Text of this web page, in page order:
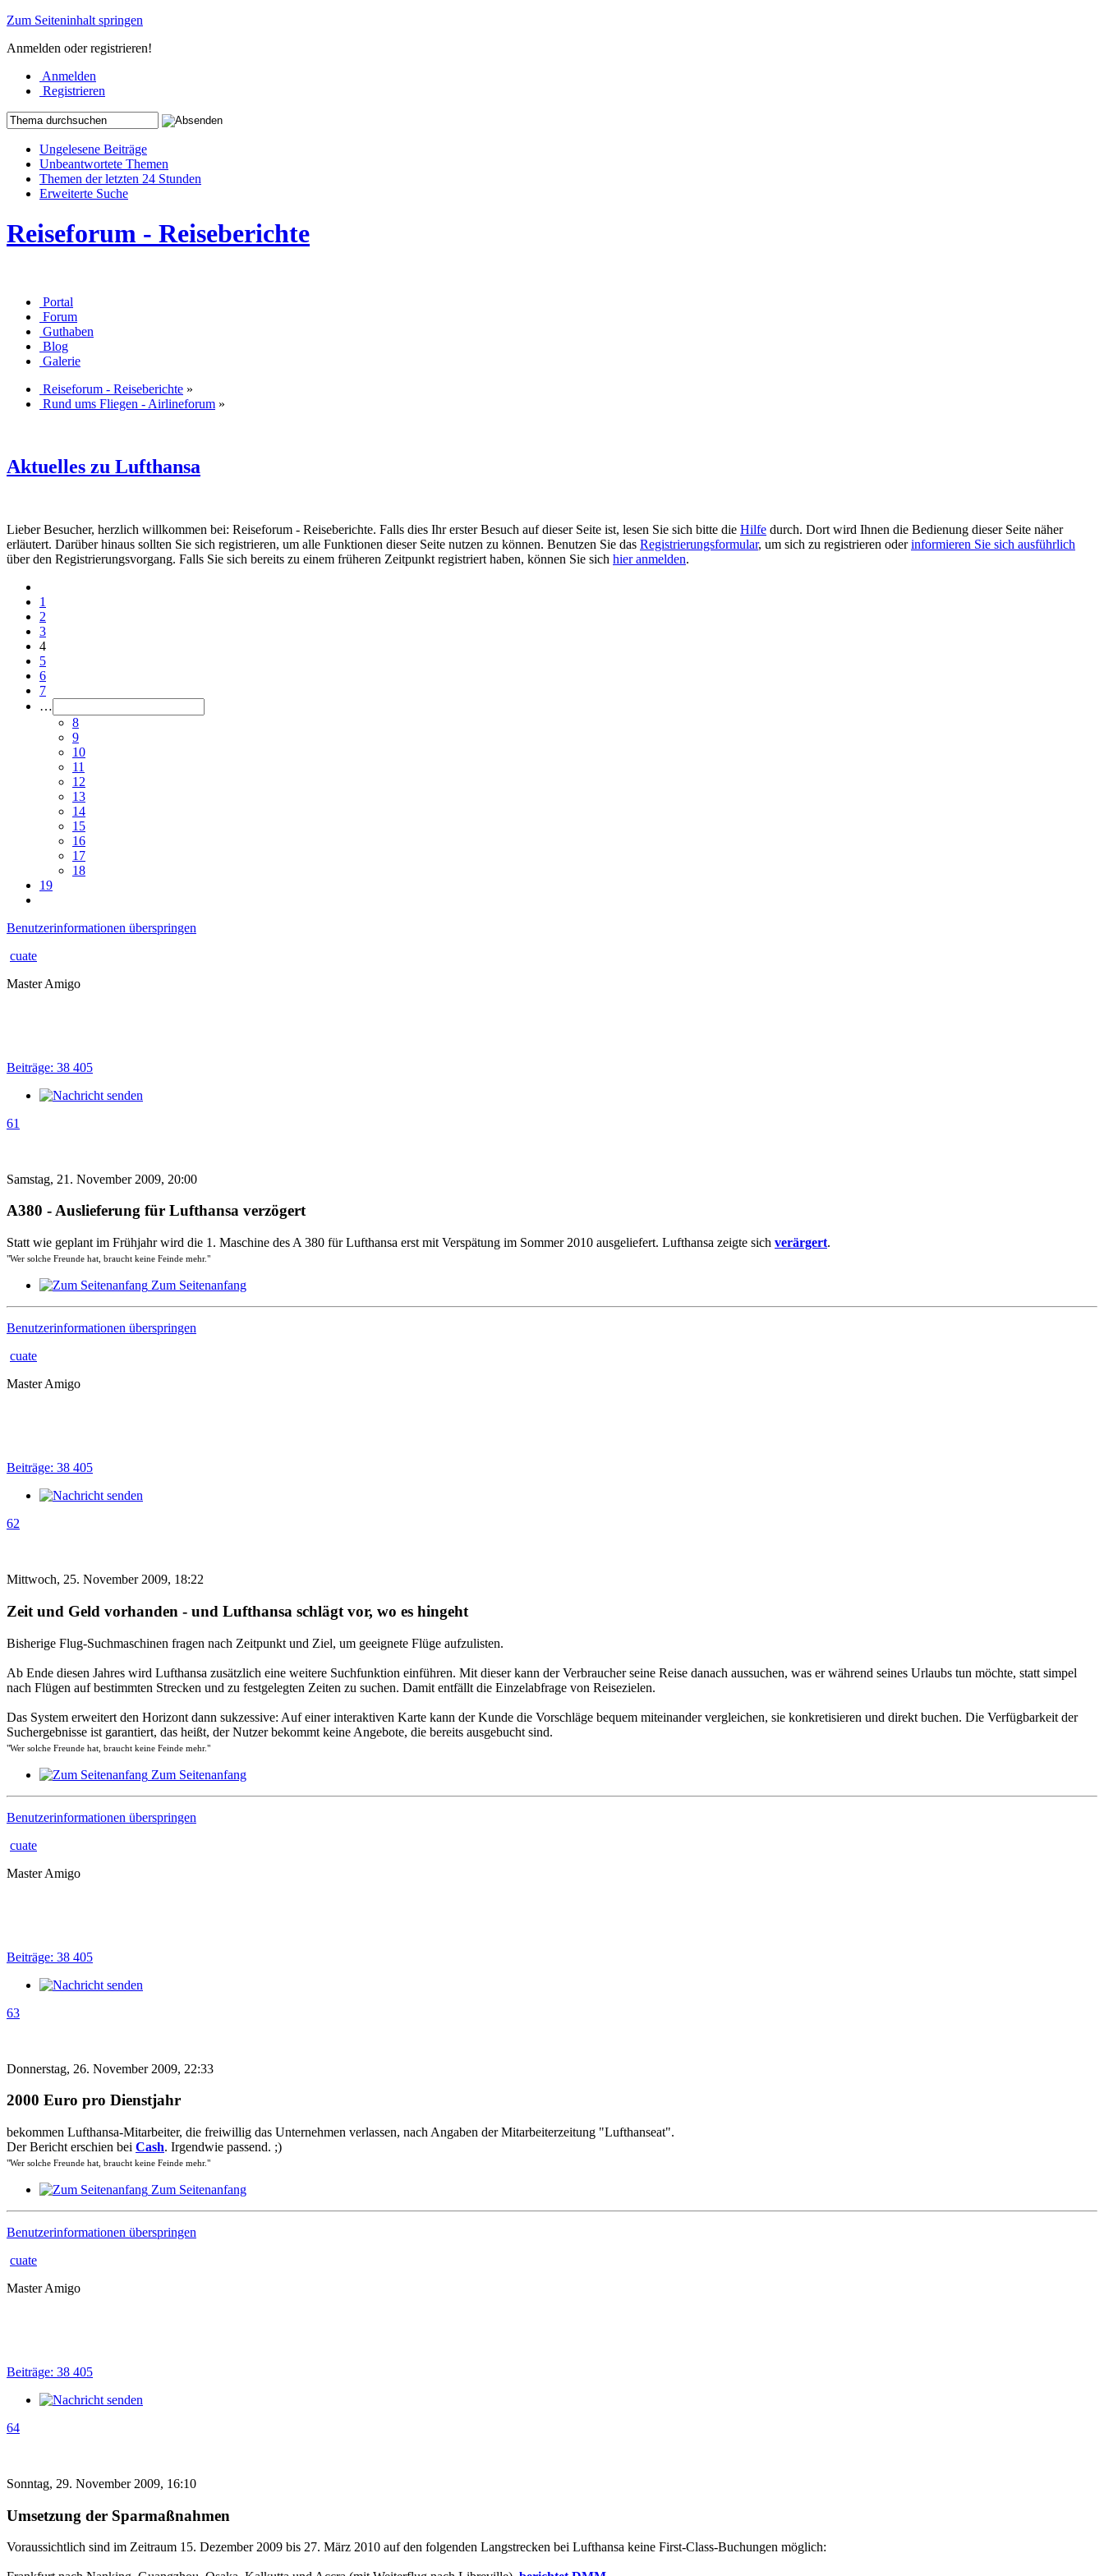
Zum Seiteninhalt springen
Anmelden oder registrieren!
Anmelden
Registrieren
Ungelesene Beiträge
Unbeantwortete Themen
Themen der letzten 24 Stunden
Erweiterte Suche
Reiseforum - Reiseberichte
Portal
Forum
Guthaben
Blog
Galerie
Reiseforum - Reiseberichte »
Rund ums Fliegen - Airlineforum »
Aktuelles zu Lufthansa
Lieber Besucher, herzlich willkommen bei: Reiseforum - Reiseberichte. Falls dies Ihr erster Besuch auf dieser Seite ist, lesen Sie sich bitte die Hilfe durch. Dort wird Ihnen die Bedienung dieser Seite näher
erläutert. Darüber hinaus sollten Sie sich registrieren, um alle Funktionen dieser Seite nutzen zu können. Benutzen Sie das Registrierungsformular, um sich zu registrieren oderinformieren Sie sich ausführlich
über den Registrierungsvorgang. Falls Sie sich bereits zu einem früheren Zeitpunkt registriert haben, können Sie sich hier anmelden.
1
2
3
4
5
6
7
…
8
9
10
11
12
13
14
15
16
17
18
19
Benutzerinformationen überspringen
cuate
Master Amigo
Beiträge: 38 405
61
Samstag, 21. November 2009, 20:00
A380 - Auslieferung für Lufthansa verzögert
Statt wie geplant im Frühjahr wird die 1. Maschine des A 380 für Lufthansa erst mit Verspätung im Sommer 2010 ausgeliefert. Lufthansa zeigte sich verärgert.
"Wer solche Freunde hat, braucht keine Feinde mehr."
Zum Seitenanfang
Benutzerinformationen überspringen
cuate
Master Amigo
Beiträge: 38 405
62
Mittwoch, 25. November 2009, 18:22
Zeit und Geld vorhanden - und Lufthansa schlägt vor, wo es hingeht
Bisherige Flug-Suchmaschinen fragen nach Zeitpunkt und Ziel, um geeignete Flüge aufzulisten.
Ab Ende diesen Jahres wird Lufthansa zusätzlich eine weitere Suchfunktion einführen. Mit dieser kann der Verbraucher seine Reise danach aussuchen, was er während seines Urlaubs tun möchte, statt simpel
nach Flügen auf bestimmten Strecken und zu festgelegten Zeiten zu suchen. Damit entfällt die Einzelabfrage von Reisezielen.
Das System erweitert den Horizont dann sukzessive: Auf einer interaktiven Karte kann der Kunde die Vorschläge bequem miteinander vergleichen, sie konkretisieren und direkt buchen. Die Verfügbarkeit der
Suchergebnisse ist garantiert, das heißt, der Nutzer bekommt keine Angebote, die bereits ausgebucht sind.
"Wer solche Freunde hat, braucht keine Feinde mehr."
Zum Seitenanfang
Benutzerinformationen überspringen
cuate
Master Amigo
Beiträge: 38 405
63
Donnerstag, 26. November 2009, 22:33
2000 Euro pro Dienstjahr
bekommen Lufthansa-Mitarbeiter, die freiwillig das Unternehmen verlassen, nach Angaben der Mitarbeiterzeitung "Lufthanseat".
Der Bericht erschien bei Cash. Irgendwie passend. ;)
"Wer solche Freunde hat, braucht keine Feinde mehr."
Zum Seitenanfang
Benutzerinformationen überspringen
cuate
Master Amigo
Beiträge: 38 405
64
Sonntag, 29. November 2009, 16:10
Umsetzung der Sparmaßnahmen
Voraussichtlich sind im Zeitraum 15. Dezember 2009 bis 27. März 2010 auf den folgenden Langstrecken bei Lufthansa keine First-Class-Buchungen möglich: